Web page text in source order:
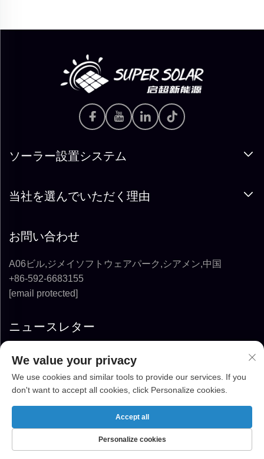
ソーラー設置システム
当社を選んでいただく理由
お問い合わせ
A06ビル,ジメイソフトウェアパーク,シアメン,中国
+86-592-6683155
[email protected]
ニュースレター
SOLAR ENERGY TECHNOLOGY CO., LTD. ALL
We value your privacy
We use cookies and similar tools to provide our services. If you
don't want to accept all cookies, click Personalize cookies.
Personalize cookies
Accept all